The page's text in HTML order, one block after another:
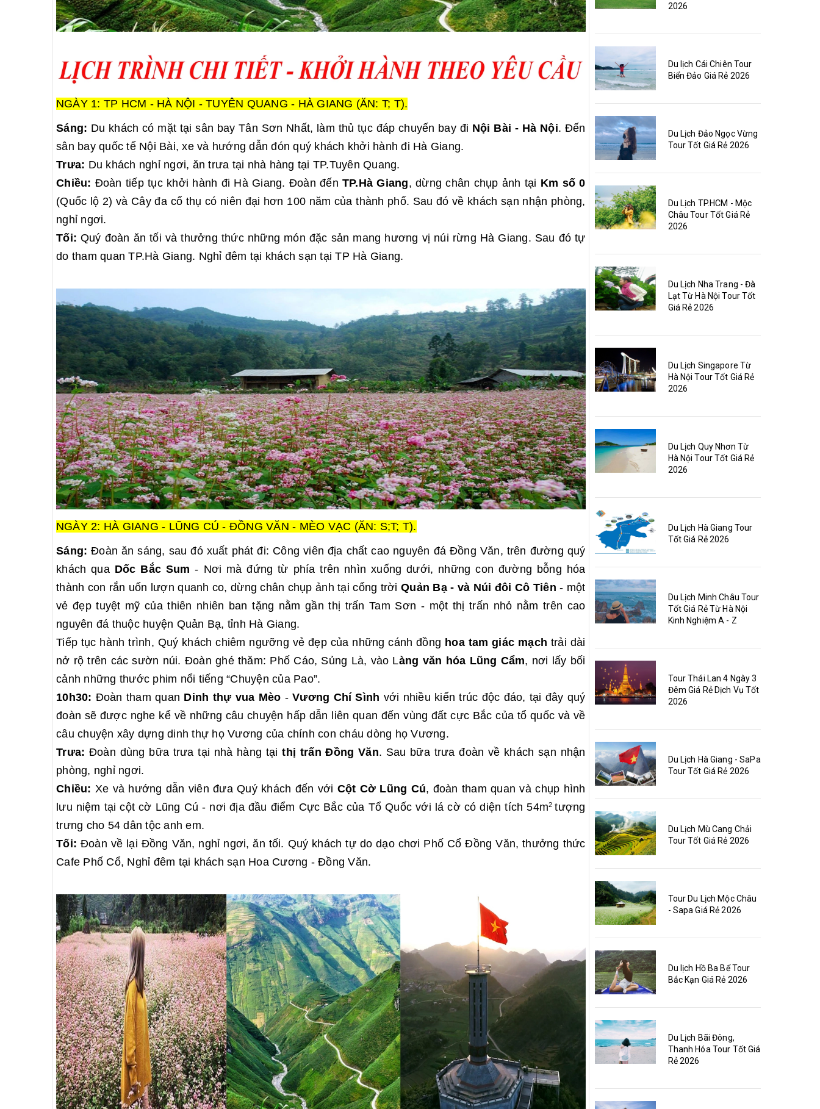
NGÀY 1: TP HCM - HÀ NỘI - TUYÊN QUANG - HÀ GIANG (ĂN: T; T).
Sáng: Du khách có mặt tại sân bay Tân Sơn Nhất, làm thủ tục đáp chuyến bay đi Nội Bài - Hà Nội. Đến
sân bay quốc tế Nội Bài, xe và hướng dẫn đón quý khách khởi hành đi Hà Giang.
Trưa: Du khách nghỉ ngơi, ăn trưa tại nhà hàng tại TP.Tuyên Quang.
Chiều: Đoàn tiếp tục khởi hành đi Hà Giang. Đoàn đến TP.Hà Giang, dừng chân chụp ảnh tại Km số 0
(Quốc lộ 2) và Cây đa cổ thụ có niên đại hơn 100 năm của thành phố. Sau đó về khách sạn nhận phòng,
nghỉ ngơi.
Tối: Quý đoàn ăn tối và thưởng thức những món đặc sản mang hương vị núi rừng Hà Giang. Sau đó tự
do tham quan TP.Hà Giang. Nghỉ đêm tại khách sạn tại TP Hà Giang.
NGÀY 2: HÀ GIANG - LŨNG CÚ - ĐỒNG VĂN - MÈO VẠC (ĂN: S;T; T).
Sáng:Đoàn ăn sáng, sau đó xuất phát đi: Công viên địa chất cao nguyên đá Đồng Văn, trên đường quý
khách qua Dốc Bắc Sum - Nơi mà đứng từ phía trên nhìn xuống dưới, những con đường bỗng hóa
thành con rắn uốn lượn quanh co, dừng chân chụp ảnh tại cổng trờiQuản Bạ - và Núi đôi Cô Tiên - một
vẻ đẹp tuyệt mỹ của thiên nhiên ban tặng nằm gần thị trấn Tam Sơn - một thị trấn nhỏ nằm trên cao
nguyên đá thuộc huyện Quản Bạ, tỉnh Hà Giang.
Tiếp tục hành trình, Quý khách chiêm ngưỡng vẻ đẹp của những cánh đồng hoa tam giác mạch trải dài
nở rộ trên các sườn núi. Đoàn ghé thăm: Phố Cáo, Sủng Là, vào Làng văn hóa Lũng Cẩm, nơi lấy bối
cảnh những thước phim nổi tiếng “Chuyện của Pao”.
10h30: Đoàn tham quan Dinh thự vua Mèo -Vương Chí Sình với nhiều kiến trúc độc đáo, tại đây quý
đoàn sẽ được nghe kể về những câu chuyện hấp dẫn liên quan đến vùng đất cực Bắc của tổ quốc và về
câu chuyện xây dựng dinh thự họ Vương của chính con cháu dòng họ Vương.
Trưa: Đoàn dùng bữa trưa tại nhà hàng tạithị trấn Đồng Văn. Sau bữa trưa đoàn về khách sạn nhận
phòng, nghỉ ngơi.
Chiều: Xe và hướng dẫn viên đưa Quý khách đến với Cột Cờ Lũng Cú, đoàn tham quan và chụp hình
lưu niệm tại cột cờ Lũng Cú - nơi địa đầu điểm Cực Bắc của Tổ Quốc với lá cờ có diện tích 54m2tượng
trưng cho 54 dân tộc anh em.
Tối: Đoàn về lại Đồng Văn, nghỉ ngơi, ăn tối. Quý khách tự do dạo chơi Phố Cổ Đồng Văn, thưởng thức
Cafe Phố Cổ, Nghỉ đêm tại khách sạn Hoa Cương - Đồng Văn.
2026
Du lịch Cái Chiên Tour
Biển Đảo Giá Rẻ 2026
Du Lịch Đảo Ngọc Vừng
Tour Tốt Giá Rẻ 2026
Du Lịch TP.HCM - Mộc
Châu Tour Tốt Giá Rẻ
2026
Du Lịch Nha Trang - Đà
Lạt Từ Hà Nội Tour Tốt
Giá Rẻ 2026
Du Lịch Singapore Từ
Hà Nội Tour Tốt Giá Rẻ
2026
Du Lịch Quy Nhơn Từ
Hà Nội Tour Tốt Giá Rẻ
2026
Du Lịch Hà Giang Tour
Tốt Giá Rẻ 2026
Du Lịch Minh Châu Tour
Tốt Giá Rẻ Từ Hà Nội
Kinh Nghiệm A - Z
Tour Thái Lan 4 Ngày 3
Đêm Giá Rẻ Dịch Vụ Tốt
2026
Du Lịch Hà Giang - SaPa
Tour Tốt Giá Rẻ 2026
Du Lịch Mù Cang Chải
Tour Tốt Giá Rẻ 2026
Tour Du Lịch Mộc Châu
- Sapa Giá Rẻ 2026
Du lịch Hồ Ba Bể Tour
Bắc Kạn Giá Rẻ 2026
Du Lịch Bãi Đông,
Thanh Hóa Tour Tốt Giá
Rẻ 2026